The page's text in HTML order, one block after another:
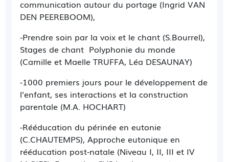
communication autour du portage (Ingrid VAN
DEN PEEREBOOM),
-Prendre soin par la voix et le chant (S.Bourrel),
Stages de chant Polyphonie du monde
(Camille et Maelle TRUFFA, Léa DESAUNAY)
-1000 premiers jours pour le développement de
l’enfant, ses interactions et la construction
parentale (M.A. HOCHART)
-Rééducation du périnée en eutonie
(C.CHAUTEMPS), Approche eutonique en
rééducation post-natale (Niveau I, II, III et IV